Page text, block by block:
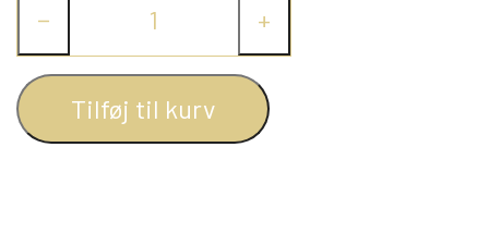
REOL MISTRAL
REOL SIGN
SPEJLE
størrelser, samt væglampe. alle modeller findes ligeledes i 2
farver Grå og sort. Nivå er udført med standart fatninger i E27
samt G9. Vi anbefaler der bruges LED lyskilder, hvor du nemt
finder de rette muligheder hod COLORS By Halo design.
Nivå lampe serie den perfekte balance - Halo Design
− +
Tilføj til kurv